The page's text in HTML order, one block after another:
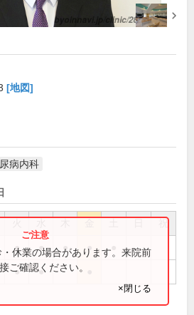
[地図]
病内科
祝
● ● ● ●
● ●
休業の場合があります。来院前
ご確認ください。
×閉じる